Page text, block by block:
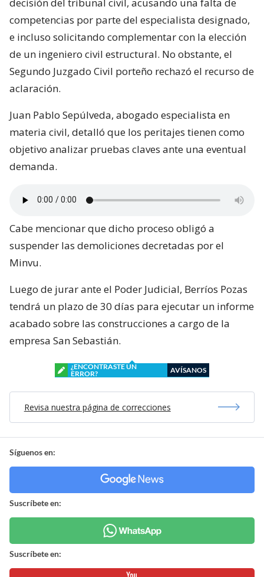
competencias por parte del especialista designado,
e incluso solicitando complementar con la elección
de un ingeniero civil estructural. No obstante, el
Segundo Juzgado Civil porteño rechazó el recurso de
aclaración.
Juan Pablo Sepúlveda, abogado especialista en
materia civil, detalló que los peritajes tienen como
objetivo analizar pruebas claves ante una eventual
demanda.
Cabe mencionar que dicho proceso obligó a
suspender las demoliciones decretadas por el
Minvu.
Luego de jurar ante el Poder Judicial, Berríos Pozas
tendrá un plazo de 30 días para ejecutar un informe
acabado sobre las construcciones a cargo de la
empresa San Sebastián.
¿ENCONTRASTE UN
ERROR?
AVÍSANOS
Revisa nuestra página de correcciones
Síguenos en:
Suscríbete en:
Suscríbete en: